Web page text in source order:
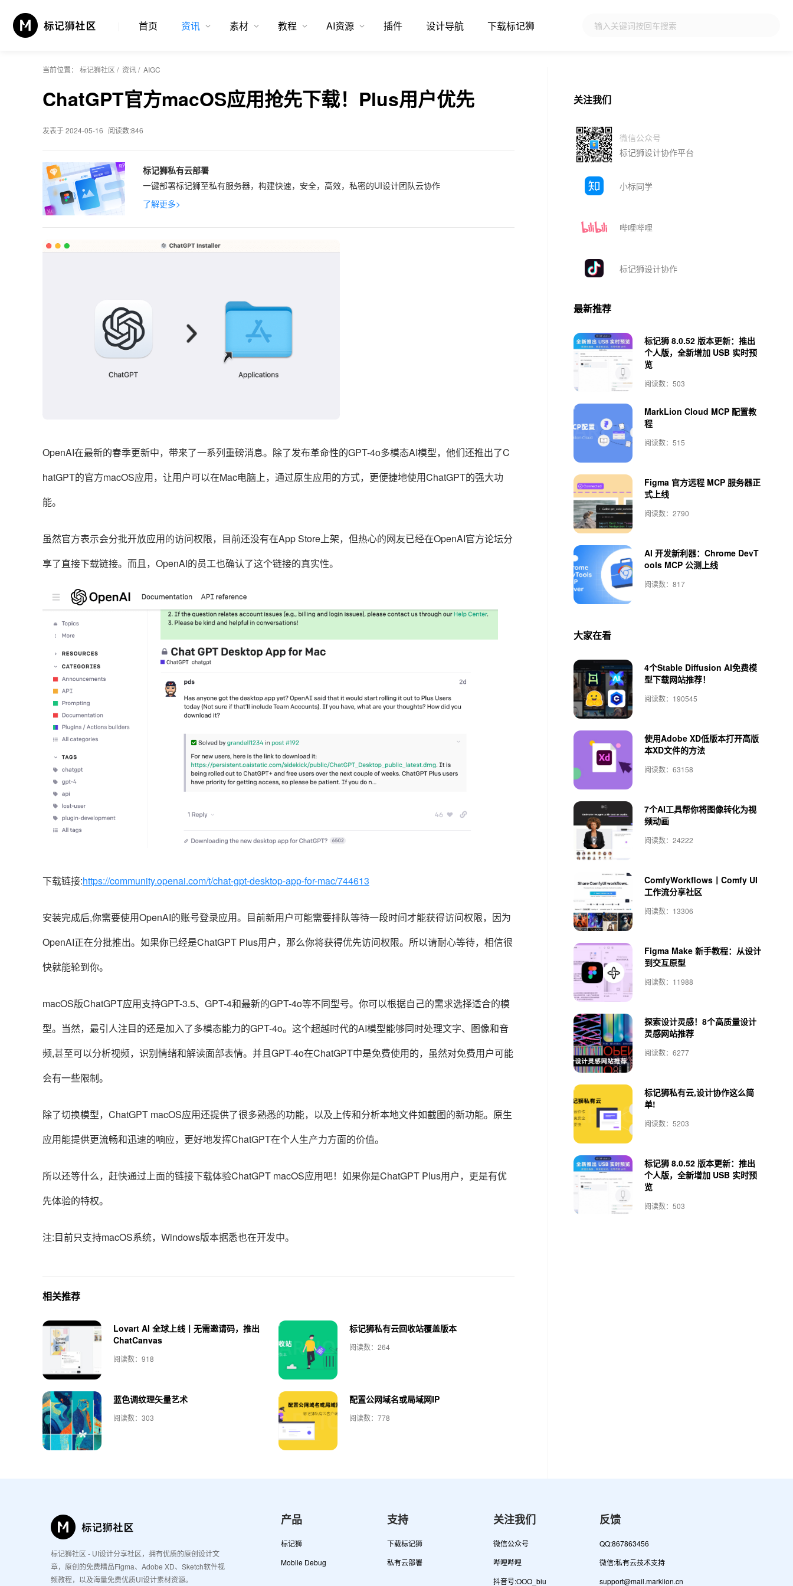
首页 资讯 素材 教程 AI资源 插件 设计导航 下载标记狮
当前位置： 标记狮社区 / 资讯/ AIGC
ChatGPT官方macOS应用抢先下载！Plus用户优先
发表于 2024-05-16 阅读数:846
标记狮私有云部署
一键部署标记狮至私有服务器，构建快速，安全，高效，私密的UI设计团队云协作
了解更多>
OpenAI在最新的春季更新中，带来了一系列重磅消息。除了发布革命性的GPT-4o多模态AI模型，他们还推出了C
hatGPT的官方macOS应用，让用户可以在Mac电脑上，通过原生应用的方式，更便捷地使用ChatGPT的强大功
能。
虽然官方表示会分批开放应用的访问权限，目前还没有在App Store上架，但热心的网友已经在OpenAI官方论坛分
享了直接下载链接。而且，OpenAI的员工也确认了这个链接的真实性。
下载链接:https://community.openai.com/t/chat-gpt-desktop-app-for-mac/744613
安装完成后,你需要使用OpenAI的账号登录应用。目前新用户可能需要排队等待一段时间才能获得访问权限，因为
OpenAI正在分批推出。如果你已经是ChatGPT Plus用户，那么你将获得优先访问权限。所以请耐心等待，相信很
快就能轮到你。
macOS版ChatGPT应用支持GPT-3.5、GPT-4和最新的GPT-4o等不同型号。你可以根据自己的需求选择适合的模
型。当然，最引人注目的还是加入了多模态能力的GPT-4o。这个超越时代的AI模型能够同时处理文字、图像和音
频,甚至可以分析视频，识别情绪和解读面部表情。并且GPT-4o在ChatGPT中是免费使用的，虽然对免费用户可能
会有一些限制。
除了切换模型，ChatGPT macOS应用还提供了很多熟悉的功能，以及上传和分析本地文件如截图的新功能。 原生
应用能提供更流畅和迅速的响应，更好地发挥ChatGPT在个人生产力方面的价值。
所以还等什么，赶快通过上面的链接下载体验ChatGPT macOS应用吧！如果你是ChatGPT Plus用户，更是有优
先体验的特权。
注:目前只支持macOS系统，Windows版本据悉也在开发中。
相关推荐
Lovart AI 全球上线丨无需邀请码，推出
ChatCanvas
阅读数：918
标记狮私有云回收站覆盖版本
阅读数：264
蓝色调纹理矢量艺术
阅读数：303
配置公网域名或局域网IP
阅读数：778
关注我们
微信公众号
标记狮设计协作平台
小标同学
哔哩哔哩
标记狮设计协作
最新推荐
标记狮 8.0.52 版本更新：推出
个人版，全新增加 USB 实时预
览
阅读数：503
MarkLion Cloud MCP 配置教
程
阅读数：515
Figma 官方远程 MCP 服务器正
式上线
阅读数：2790
AI 开发新利器：Chrome DevT
ools MCP 公测上线
阅读数：817
大家在看
4个Stable Diffusion AI免费模
型下载网站推荐！
阅读数：190545
使用Adobe XD低版本打开高版
本XD文件的方法
阅读数：63158
7个AI工具帮你将图像转化为视
频动画
阅读数：24222
ComfyWorkflows丨Comfy UI
工作流分享社区
阅读数：13306
Figma Make 新手教程：从设计
到交互原型
阅读数：11988
探索设计灵感！8个高质量设计
灵感网站推荐
阅读数：6277
标记狮私有云,设计协作这么简
单!
阅读数：5203
标记狮 8.0.52 版本更新：推出
个人版，全新增加 USB 实时预
览
阅读数：503
标记狮社区 - UI设计分享社区，拥有优质的原创设计文
章，原创的免费精品Figma、Adobe XD、Sketch软件视
频教程，以及海量免费优质UI设计素材资源。
产品
标记狮
Mobile Debug
支持
下载标记狮
私有云部署
关注我们
微信公众号
哔哩哔哩
抖音号:OOO_biu
反馈
QQ:867863456
微信:私有云技术支持
support@mail.marklion.cn